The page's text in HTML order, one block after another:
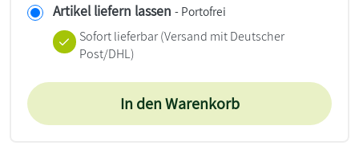
Artikel liefern lassen - Portofrei
Sofort lieferbar(Versand mit Deutscher
Post/DHL)
In den Warenkorb